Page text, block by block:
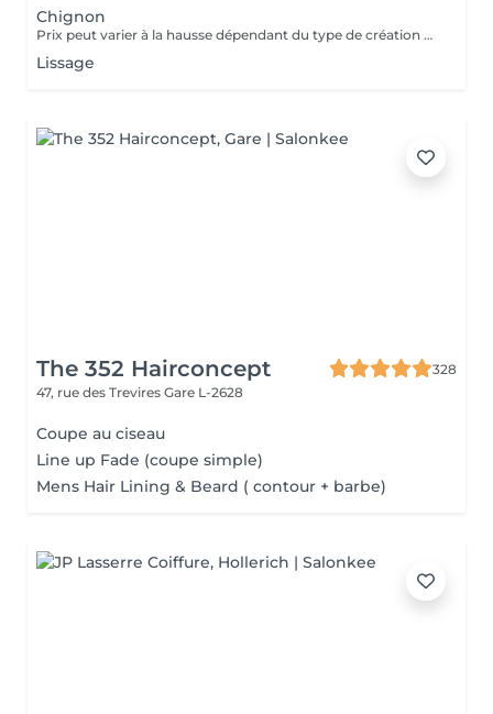
Chignon
Prix peut varier à la hausse dépendant du type de création finalement réalisée.
Lissage
The 352 Hairconcept
328
47, rue des Trevires Gare L-2628
Coupe au ciseau
Line up Fade (coupe simple)
Mens Hair Lining & Beard ( contour + barbe)